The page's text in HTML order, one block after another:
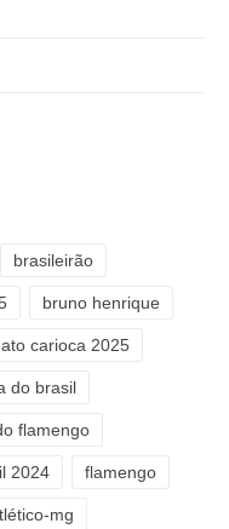
brasileirão
bruno henrique
carioca 2025
do brasil
flamengo
2024 flamengo
mg